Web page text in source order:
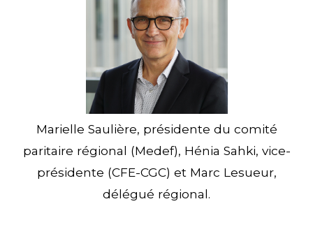
Marielle Saulière, présidente du comité
paritaire régional (Medef), Hénia Sahki, vice-
présidente (CFE-CGC) et Marc Lesueur,
délégué régional.